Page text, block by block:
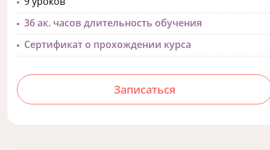
36 ак. часов длительность обучения
Сертификат о прохождении курса
Записаться